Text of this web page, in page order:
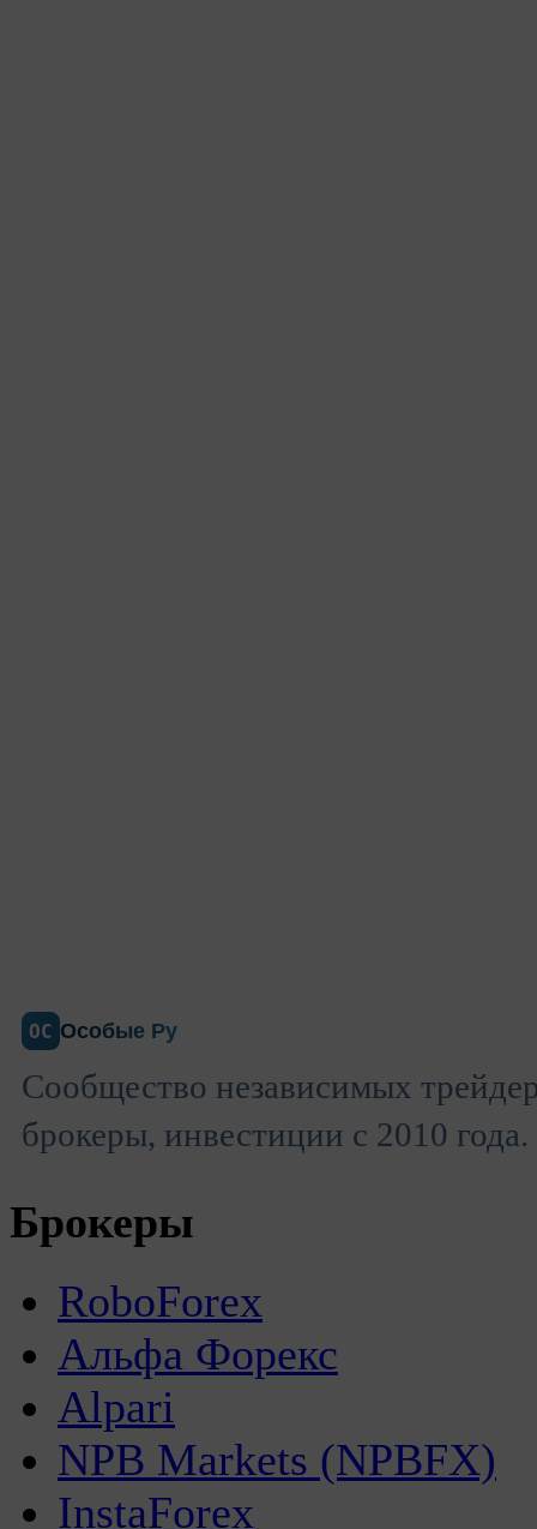
ОС Особые Ру
Сообщество независимых
брокеры, инвестиции с 2010 года.
Брокеры
RoboForex
Альфа Форекс
Alpari
NPB Markets (NPBFX)
InstaForex